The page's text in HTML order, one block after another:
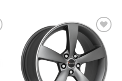
Aggiungi
alla lista
desideri